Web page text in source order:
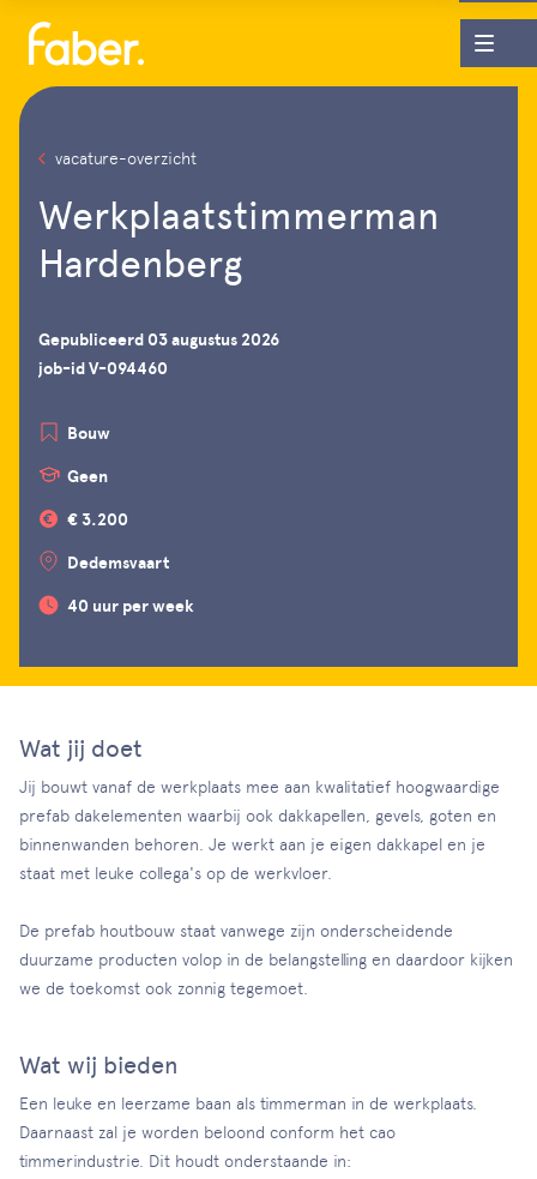
vacature-overzicht
Werkplaatstimmerman
Hardenberg
Gepubliceerd 03 augustus 2026
job-id V-094460
Bouw
Geen
€ 3.200
Dedemsvaart
40 uur per week
Wat jij doet
Jij bouwt vanaf de werkplaats mee aan kwalitatief hoogwaardige
prefab dakelementen waarbij ook dakkapellen, gevels, goten en
binnenwanden behoren. Je werkt aan je eigen dakkapel en je
staat met leuke collega's op de werkvloer.
De prefab houtbouw staat vanwege zijn onderscheidende
duurzame producten volop in de belangstelling en daardoor kijken
we de toekomst ook zonnig tegemoet.
Wat wij bieden
Een leuke en leerzame baan als timmerman in de werkplaats.
Daarnaast zal je worden beloond conform het cao
timmerindustrie. Dit houdt onderstaande in: